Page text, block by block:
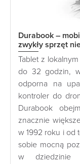
Durabook –
zwykły sprzęt
Tablet z
do 32 godzin,
odporna na
kontroler do
Durabook
znacznie
w 1992 roku i od
sobie mocną
w dziedzinie